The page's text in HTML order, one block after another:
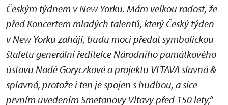
Českým týdnem v New Yorku. Mám velkou radost, že
před Koncertem mladých talentů, který Český týden
v New Yorku zahájí, budu moci předat symbolickou
štafetu generální ředitelce Národního památkového
ústavu Nadě Goryczkové a projektu VLTAVA slavná &
splavná, protože i ten je spojen s hudbou, a sice
prvním uvedením Smetanovy Vltavy před 150 lety,“